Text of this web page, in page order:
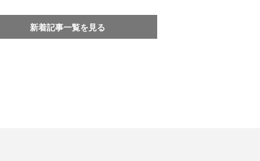
新着記事一覧を見る